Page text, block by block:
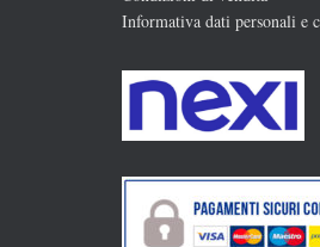
Informativa dati personali e